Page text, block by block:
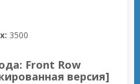
3500
Front Row
версия]